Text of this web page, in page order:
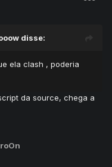
disse:
ela clash , poderia
da source, chega a